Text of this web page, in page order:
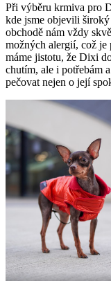
Při výběru krmiva pro
kde jsme objevili
obchodě nám vždy
možných alergií, což
máme jistotu, že Dixi
chutím, ale i potřebám
pečovat nejen o její